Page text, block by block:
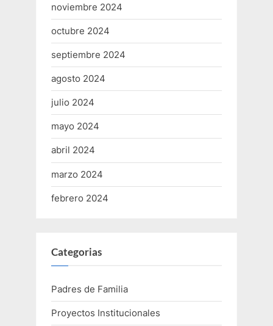
noviembre 2024
octubre 2024
septiembre 2024
agosto 2024
julio 2024
mayo 2024
abril 2024
marzo 2024
febrero 2024
Categorias
Padres de Familia
Proyectos Institucionales